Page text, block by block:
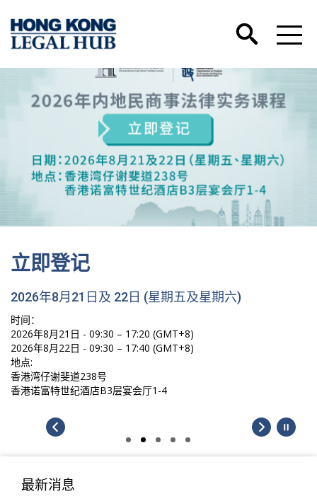
立即登记
2026年8月21日及 22日 (星期五及星期六)
时间：
2026年8月21日 - 09:30 – 17:20 (GMT+8)
2026年8月22日 - 09:30 – 17:40 (GMT+8)
地点:
香港湾仔谢斐道238号
香港诺富特世纪酒店B3层宴会厅1-4
最新消息